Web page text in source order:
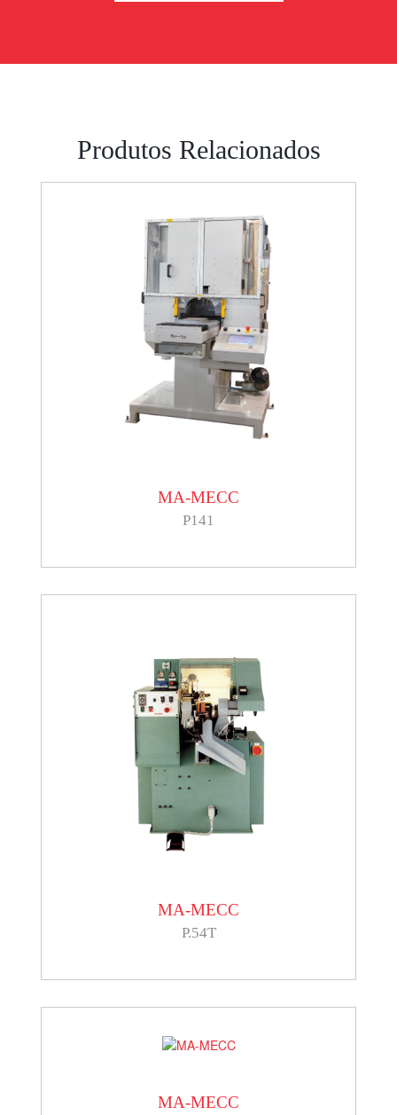
Produtos Relacionados
MA-MECC
P141
MA-MECC
P.54T
MA-MECC